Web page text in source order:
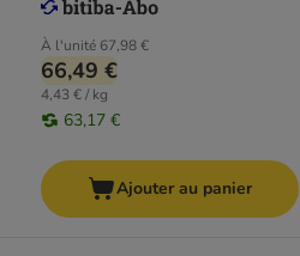
À l'unité 67,98 €
66,49 €
4,43 € / kg
63,17 €
Ajouter au panier